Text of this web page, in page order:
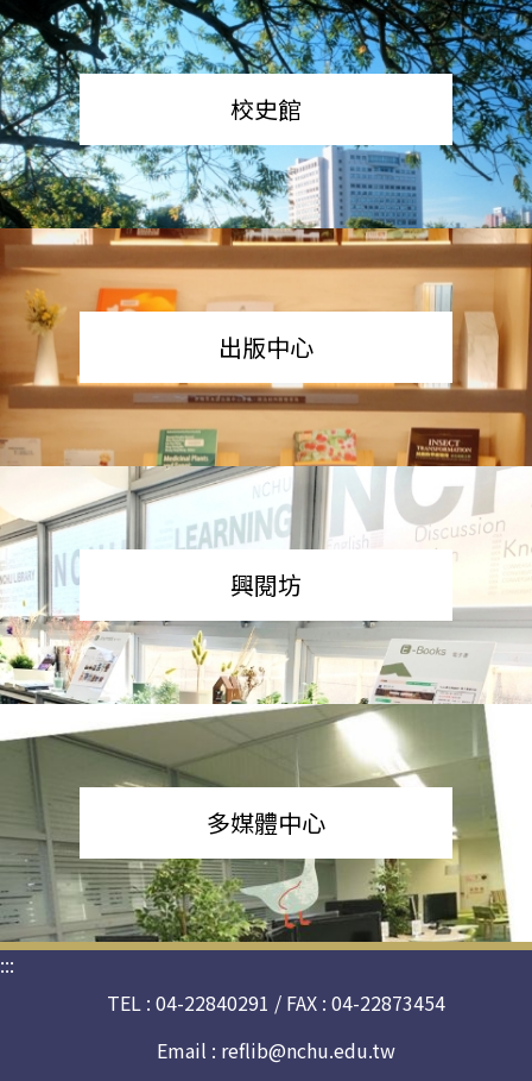
校史館
出版中心
興閱坊
多媒體中心
:::
TEL : 04-22840291 / FAX : 04-22873454
Email : reflib@nchu.edu.tw